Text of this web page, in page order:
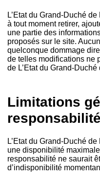
L’Etat du Grand-Duché
à tout moment retirer,
une partie des
proposés sur le site.
quelconque dommage
de telles modifications ne
de L’Etat du Grand-
Limitations
responsabilité
L’Etat du Grand-Duché
une disponibilité
responsabilité ne saurait
d’indisponibilité